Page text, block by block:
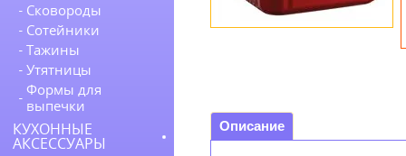
Описание
Сковороды
Сотейники
Тажины
Утятницы
Формы для
выпечки
КУХОННЫЕ
АКСЕССУАРЫ